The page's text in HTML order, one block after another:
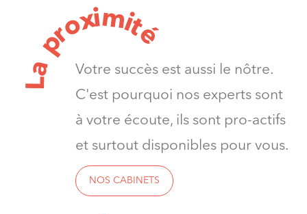
L
a
p
r
ox
imi
t
é
Votre succès est aussi le nôtre.
C'est pourquoi nos experts sont
à votre écoute, ils sont pro-actifs
et surtout disponibles pour vous.
NOS CABINETS